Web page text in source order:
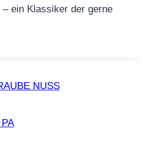
ein Klassiker der gerne
NUSS